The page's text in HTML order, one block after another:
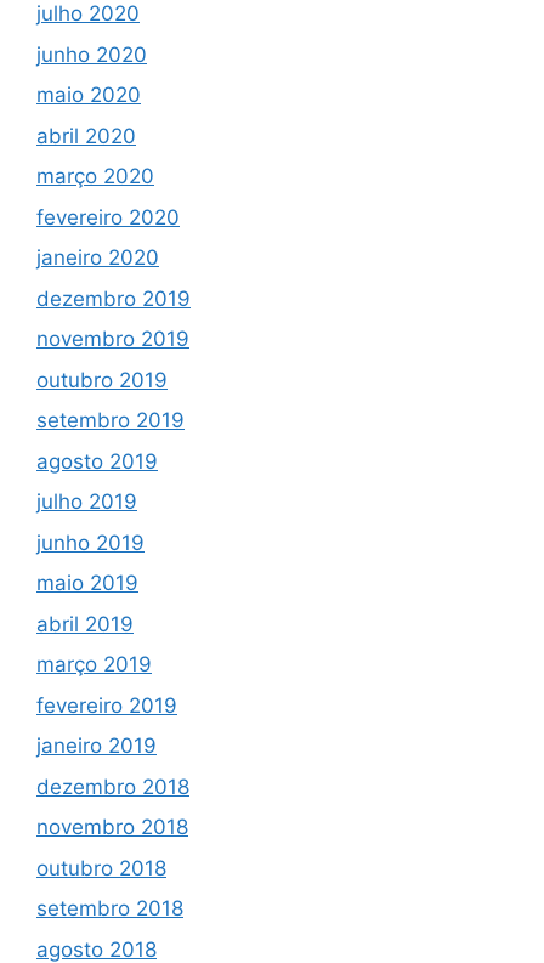
julho 2020
junho 2020
maio 2020
abril 2020
março 2020
fevereiro 2020
janeiro 2020
dezembro 2019
novembro 2019
outubro 2019
setembro 2019
agosto 2019
julho 2019
junho 2019
maio 2019
abril 2019
março 2019
fevereiro 2019
janeiro 2019
dezembro 2018
novembro 2018
outubro 2018
setembro 2018
agosto 2018